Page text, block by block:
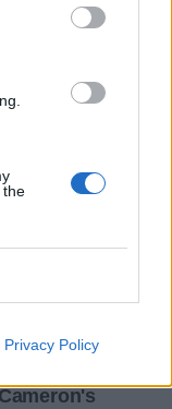
the
Privacy Policy